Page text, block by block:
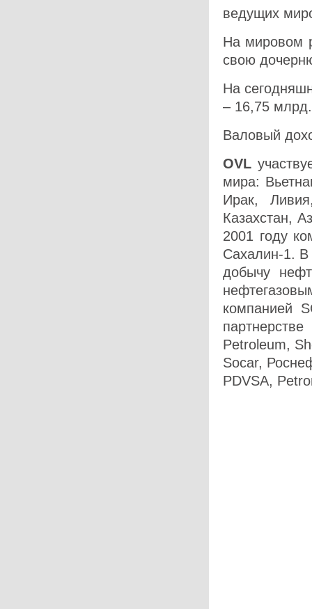
ведущих
На мировом
свою
На
– 16,75
Валовый
OVL
мира:
Ирак,
Казахстан,
2001 году
Сахалин-1. В
добычу
компанией
Petroleum,
Socar,
PDVSA,